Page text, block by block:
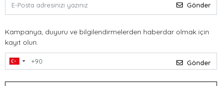
Gönder
Kampanya, duyuru ve bilgilendirmelerden haberdar olmak için
kayıt olun.
Gönder